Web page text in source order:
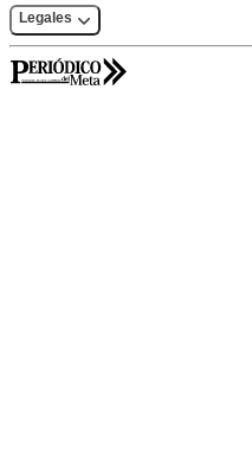
Legales